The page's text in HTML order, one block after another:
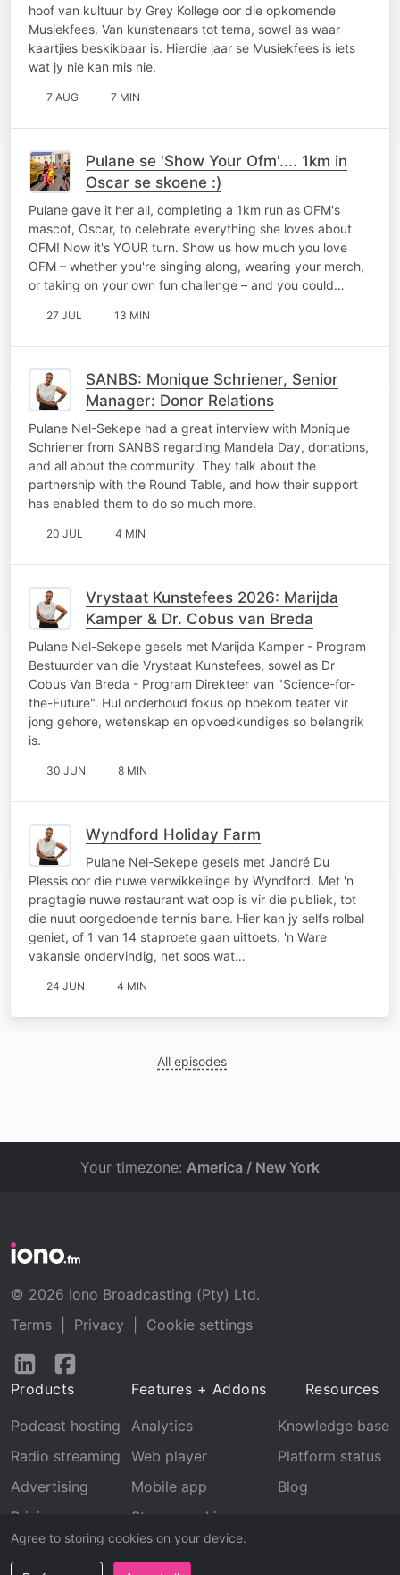
hoof van kultuur by Grey Kollege oor die opkomende
Musiekfees. Van kunstenaars tot tema, sowel as waar
kaartjies beskikbaar is. Hierdie jaar se Musiekfees is iets
wat jy nie kan mis nie.
7 AUG 7 MIN
Pulane se 'Show Your Ofm'.... 1km in
Oscar se skoene :)
Pulane gave it her all, completing a 1km run as OFM's
mascot, Oscar, to celebrate everything she loves about
OFM! Now it's YOUR turn. Show us how much you love
OFM – whether you're singing along, wearing your merch,
or taking on your own fun challenge – and you could…
27 JUL 13 MIN
SANBS: Monique Schriener, Senior
Manager: Donor Relations
Pulane Nel-Sekepe had a great interview with Monique
Schriener from SANBS regarding Mandela Day, donations,
and all about the community. They talk about the
partnership with the Round Table, and how their support
has enabled them to do so much more.
20 JUL 4 MIN
Vrystaat Kunstefees 2026: Marijda
Kamper & Dr. Cobus van Breda
Pulane Nel-Sekepe gesels met Marijda Kamper - Program
Bestuurder van die Vrystaat Kunstefees, sowel as Dr
Cobus Van Breda - Program Direkteer van "Science-for-
the-Future". Hul onderhoud fokus op hoekom teater vir
jong gehore, wetenskap en opvoedkundiges so belangrik
is.
30 JUN 8 MIN
Wyndford Holiday Farm
Pulane Nel-Sekepe gesels met Jandré Du
Plessis oor die nuwe verwikkelinge by Wyndford. Met 'n
pragtagie nuwe restaurant wat oop is vir die publiek, tot
die nuut oorgedoende tennis bane. Hier kan jy selfs rolbal
geniet, of 1 van 14 staproete gaan uittoets. 'n Ware
vakansie ondervindig, net soos wat…
24 JUN 4 MIN
All episodes
Agree to storing cookies on your device.
Your timezone: America / New York
© 2026 Iono Broadcasting (Pty) Ltd.
Terms
Privacy
Cookie settings
Follow
LinkedInFacebook
Products
Podcast hosting
Radio streaming
Advertising
Pricing
Features + Addons
Analytics
Web player
Mobile app
Stream archive
Recognition
Resources
Knowledge base
Platform status
Blog